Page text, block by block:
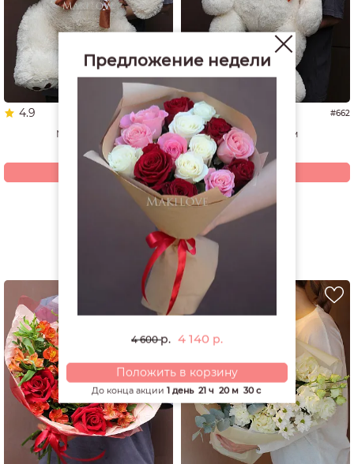
4.9 #1337
Мишка 60 см
4 940р.
Купить
5.0 #662
Мишка 70 см
4 200
Купить
Смотреть все открытки и игрушки
РЕКОМЕНДУЕМ
Предложение недели
4 600р. 4 140 р.
Положить в корзину
До конца акции 1 день 21 ч 20 м 29 с